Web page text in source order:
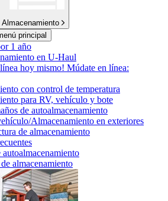
Almacenamiento
principal
1 año
en U-Haul
hoy mismo! Múdate en línea:
con control de temperatura
para RV, vehículo y bote
de autoalmacenamiento
Almacenamiento en exteriores
de almacenamiento
autoalmacenamiento
almacenamiento